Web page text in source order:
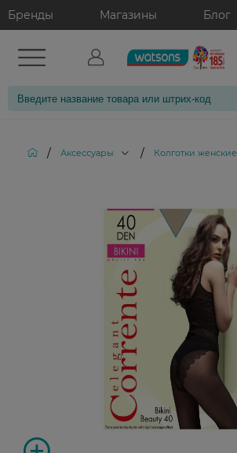
Бренды Магазины Блог
/ Аксессуары / Колготки женские